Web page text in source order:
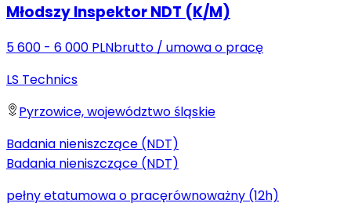
Młodszy Inspektor NDT (K/M)
5 600 - 6 000 PLNbrutto / umowa o pracę
LS Technics
Pyrzowice, województwo śląskie
Badania nieniszczące (NDT)
Badania nieniszczące (NDT)
pełny etatumowa o pracęrównoważny (12h)